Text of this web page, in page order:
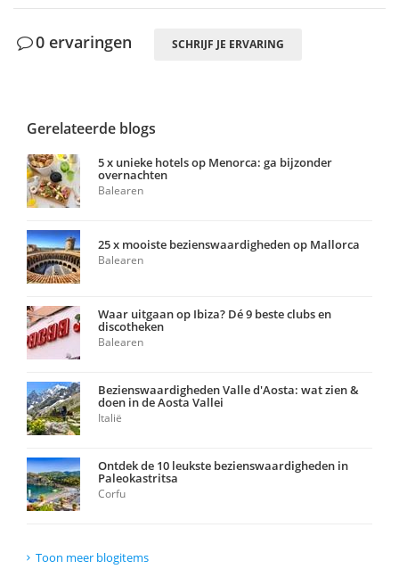
0 ervaringen SCHRIJF JE ERVARING
Gerelateerde blogs
5 x unieke hotels op Menorca: ga bijzonder
overnachten
Balearen
25 x mooiste bezienswaardigheden op Mallorca
Balearen
Waar uitgaan op Ibiza? Dé 9 beste clubs en
discotheken
Balearen
Bezienswaardigheden Valle d'Aosta: wat zien &
doen in de Aosta Vallei
Italië
Ontdek de 10 leukste bezienswaardigheden in
Paleokastritsa
Corfu
Toon meer blogitems